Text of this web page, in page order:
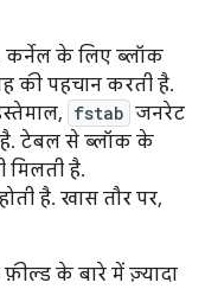
कर्नेल के लिए ब्लॉक
की पहचान करती है.
fstab जनरेट
टेबल से ब्लॉक के
मिलती है.
है. खास तौर पर,
के बारे में ज़्यादा